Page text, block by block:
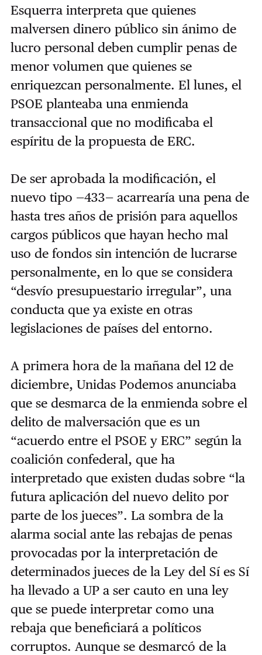
Esquerra interpreta que quienes
malversen dinero público sin ánimo de
lucro personal deben cumplir penas de
menor volumen que quienes se
enriquezcan personalmente. El lunes, el
PSOE planteaba una enmienda
transaccional que no modificaba el
espíritu de la propuesta de ERC.
De ser aprobada la modificación, el
nuevo tipo —433— acarrearía una pena de
hasta tres años de prisión para aquellos
cargos públicos que hayan hecho mal
uso de fondos sin intención de lucrarse
personalmente, en lo que se considera
“desvío presupuestario irregular”, una
conducta que ya existe en otras
legislaciones de países del entorno.
A primera hora de la mañana del 12 de
diciembre, Unidas Podemos anunciaba
que se desmarca de la enmienda sobre el
delito de malversación que es un
“acuerdo entre el PSOE y ERC” según la
coalición confederal, que ha
interpretado que existen dudas sobre “la
futura aplicación del nuevo delito por
parte de los jueces”. La sombra de la
alarma social ante las rebajas de penas
provocadas por la interpretación de
determinados jueces de la Ley del Sí es Sí
ha llevado a UP a ser cauto en una ley
que se puede interpretar como una
rebaja que beneficiará a políticos
corruptos. Aunque se desmarcó de la